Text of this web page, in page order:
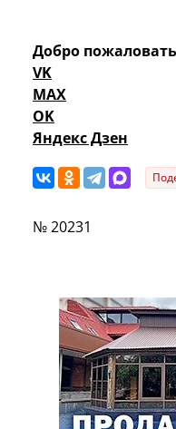
Добро
VK
MAX
OK
Яндекс Дзен
№ 20231